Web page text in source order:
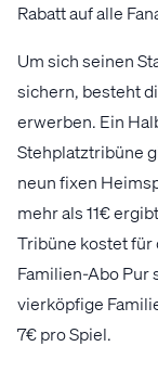
Rabatt auf alle
Um sich seinen
sichern, besteht
erwerben. Ein
Stehplatztribüne
neun fixen
mehr als 11€
Tribüne kostet für
Familien-Abo Pur
vierköpfige
7€ pro Spiel.